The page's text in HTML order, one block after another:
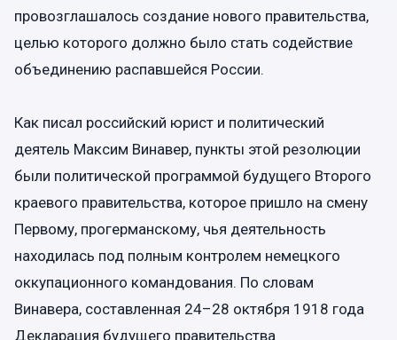
провозглашалось создание нового правительства,
целью которого должно было стать содействие
объединению распавшейся России.
Как писал российский юрист и политический
деятель Максим Винавер, пункты этой резолюции
были политической программой будущего Второго
краевого правительства, которое пришло на смену
Первому, прогерманскому, чья деятельность
находилась под полным контролем немецкого
оккупационного командования. По словам
Винавера, составленная 24–28 октября 1918 года
Декларация будущего правительства